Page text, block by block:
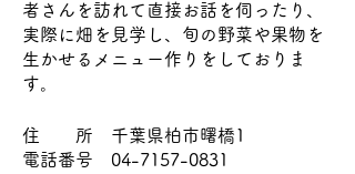
者さんを訪れて直接お話を伺ったり、
実際に畑を見学し、旬の野菜や果物を
生かせるメニュー作りをしておりま
す。
住 所 千葉県柏市曙橋1
電話番号 04-7157-0831